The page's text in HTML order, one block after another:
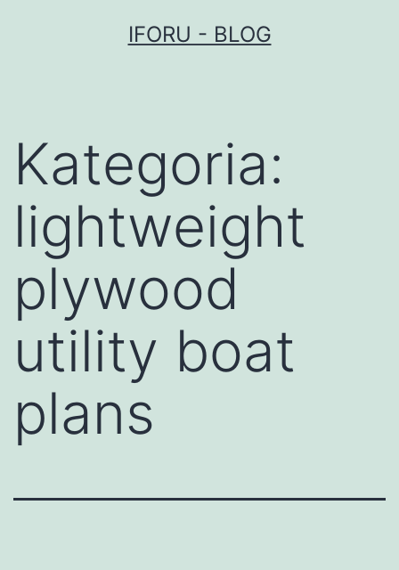
IFORU - BLOG
Kategoria:
lightweight
plywood
utility boat
plans